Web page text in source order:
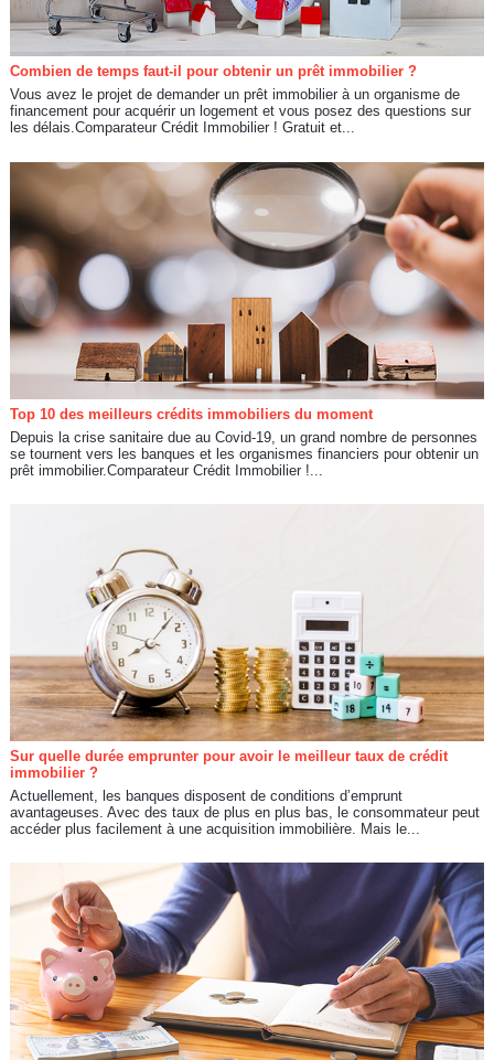
Combien de temps faut-il pour obtenir un prêt immobilier ?
Vous avez le projet de demander un prêt immobilier à un organisme de
financement pour acquérir un logement et vous posez des questions sur
les délais.Comparateur Crédit Immobilier ! Gratuit et...
Top 10 des meilleurs crédits immobiliers du moment
Depuis la crise sanitaire due au Covid-19, un grand nombre de personnes
se tournent vers les banques et les organismes financiers pour obtenir un
prêt immobilier.Comparateur Crédit Immobilier !...
Sur quelle durée emprunter pour avoir le meilleur taux de crédit
immobilier ?
Actuellement, les banques disposent de conditions d’emprunt
avantageuses. Avec des taux de plus en plus bas, le consommateur peut
accéder plus facilement à une acquisition immobilière. Mais le...